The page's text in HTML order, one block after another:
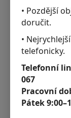
• Pozdější
doručit.
•
telefonicky.
Telefonní
067
Pracovní
Pátek